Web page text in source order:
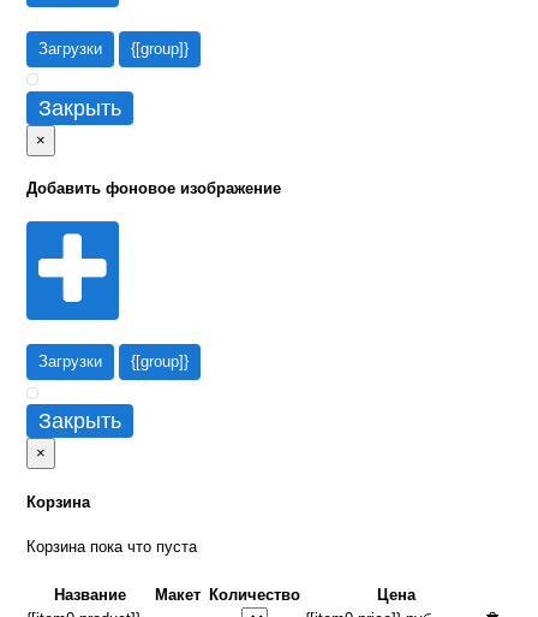
Загрузки {[group]}
Закрыть
×
Добавить фоновое изображение
Загрузки {[group]}
Закрыть
×
Корзина
Корзина пока что пуста
Название Макет Количество
Цена